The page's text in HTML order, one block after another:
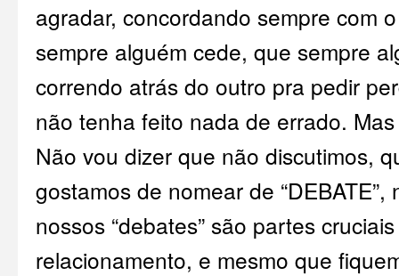
agradar, concordando sempre com
sempre alguém cede, que sempre
correndo atrás do outro pra pedir
não tenha feito nada de errado.
Não vou dizer que não discutimos,
gostamos de nomear de
nossos “debates” são partes
relacionamento, e mesmo que